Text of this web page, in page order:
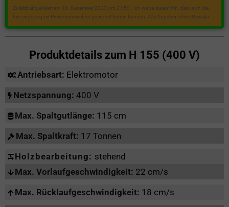
Zuletzt aktualisiert am 18. Dezember 2023 um 21:50 . Ich weise darauf hin, dass sich die
hier angezeigten Preise inzwischen geändert haben können. Alle Angaben ohne Gewähr.
Produktdetails zum H 155 (400 V)
Antriebsart: Elektromotor
Netzspannung: 400 V
Max. Spaltgutlänge: 115 cm
Max. Spaltkraft: 17 Tonnen
Holzbearbeitung: stehend
Max. Vorlaufgeschwindigkeit: 22 cm/s
Max. Rücklaufgeschwindigkeit: 18 cm/s